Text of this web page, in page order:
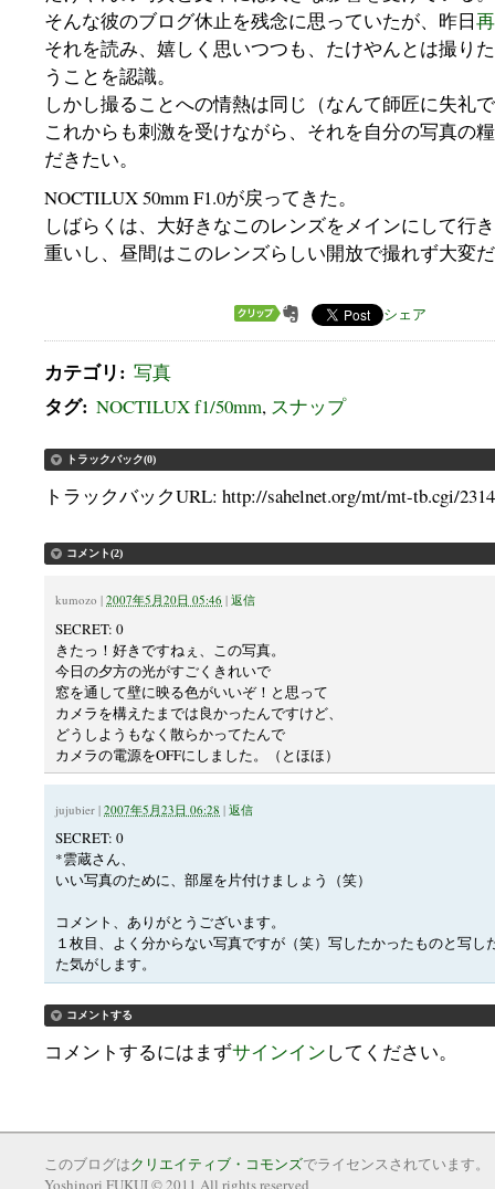
そんな彼のブログ休止を残念に思っていたが、昨日
それを読み、嬉しく思いつつも、たけやんとは撮り
うことを認識。
しかし撮ることへの情熱は同じ（なんて師匠に失礼
これからも刺激を受けながら、それを自分の写真の
だきたい。
NOCTILUX 50mm F1.0が戻ってきた。
しばらくは、大好きなこのレンズをメインにして行
重いし、昼間はこのレンズらしい開放で撮れず大変
シェア
カテゴリ: 写真
タグ: NOCTILUX f1/50mm, スナップ
トラックバック(0)
トラックバックURL: http://sahelnet.org/mt/mt-tb.cgi/2314
コメント(2)
kumozo | 2007年5月20日 05:46 | 返信
SECRET: 0
きたっ！好きですねぇ、この写真。
今日の夕方の光がすごくきれいで
窓を通して壁に映る色がいいぞ！と思って
カメラを構えたまでは良かったんですけど、
どうしようもなく散らかってたんで
カメラの電源をOFFにしました。（とほほ）
jujubier | 2007年5月23日 06:28 | 返信
SECRET: 0
*雲蔵さん、
いい写真のために、部屋を片付けましょう（笑）
コメント、ありがとうございます。
１枚目、よく分からない写真ですが（笑）写したかったものと写し
た気がします。
コメントする
コメントするにはまずサインインしてください。
このブログはクリエイティブ・コモンズでライセンスされています。
Yoshinori FUKUI © 2011 All rights reserved